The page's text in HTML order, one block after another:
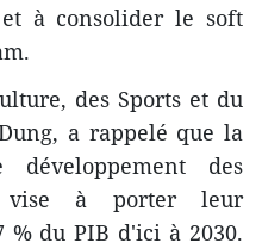
à consolider le soft
des Sports et du
a rappelé que la
développement des
vise à porter leur
du PIB d'ici à 2030.